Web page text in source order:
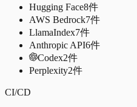
Hugging Face8件
AWS Bedrock7件
LlamaIndex7件
Anthropic API6件
Codex2件
Perplexity2件
CI/CD